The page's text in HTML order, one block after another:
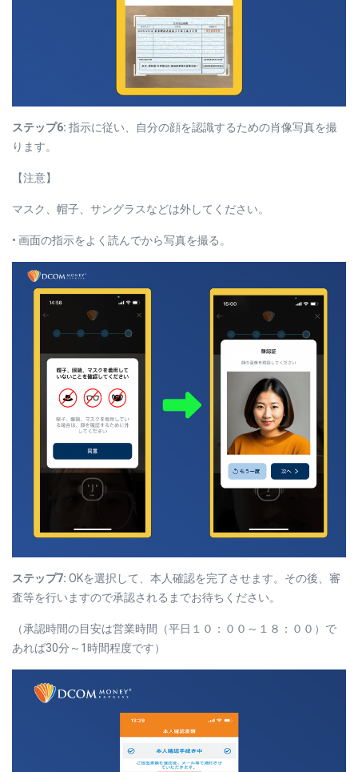
ステップ6: 指示に従い、自分の顔を認識するための肖像写真を撮
ります。
【注意】
マスク、帽子、サングラスなどは外してください。
• 画面の指示をよく読んでから写真を撮る。
ステップ7: OKを選択して、本人確認を完了させます。その後、審
査等を行いますので承認されるまでお待ちください。
（承認時間の目安は営業時間（平日１０：００～１８：００）で
あれば30分～1時間程度です）